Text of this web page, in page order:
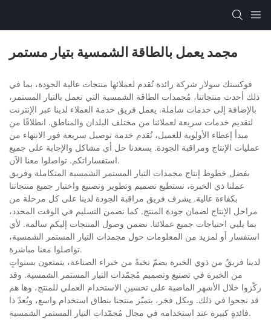
مجمد يعمل بالطاقة الشمسية بتيار مستمر
فوكستك سولار شركة رائدة تُقدم لعملائها منتجات عالية الجودة، بما في
ذلك أحدث منتجاتنا، مُجمدات الطاقة الشمسية التي تعمل بالتيار المستمر،
بالإضافة إلى خدمات شاملة. يعمل فريق خدمة العملاء لدينا عبر الإنترنت
لتقديم خدمات سريعة لعملائنا من مختلف البلدان والمناطق. انطلاقًا من
مبدأ إعطاء الأولوية للعميل، نُقدم خدمة توصيل سريعة فور الانتهاء من
عمليات الإنتاج ومراقبة الجودة. يسعدنا حل أي مشاكل والإجابة على جميع
استفساراتكم. تواصلوا معنا الآن.
بفضل خطوط إنتاج مجمدات التيار المستمر الشمسية المتكاملة وفريق
عملنا ذي الخبرة، نستطيع تصميم وتطوير وتصنيع واختبار جميع منتجاتنا
بكفاءة عالية. يشرف فريق مراقبة الجودة لدينا على كل مرحلة من
مراحل الإنتاج لضمان جودة المنتج. كما نضمن التسليم في الوقت المحدد،
بما يلبي احتياجات جميع عملائنا. نضمن وصول المنتجات إليكم سالمة. لأي
استفسار أو لمزيد من المعلومات حول مجمدات التيار المستمر الشمسية،
تواصلوا معنا مباشرة.
لدينا فريقٌ من ذوي الخبرة يضمّ نخبةً من خبراء الصناعة، يتمتعون بسنواتٍ
من الخبرة في تصنيع وتصميم مُجمّدات التيار المستمر الشمسية. وقد
ركّزوا خلال الأشهر الماضية على تحسين الاستخدام العملي للمنتج، وها هم
قد نجحوا في ذلك. وبكل فخر، يتميّز منتجنا بنطاق استخدام واسع، ويُعدّ ذا
فائدةٍ كبيرة عند استخدامه في مجال مُجمّدات التيار المستمر الشمسية.